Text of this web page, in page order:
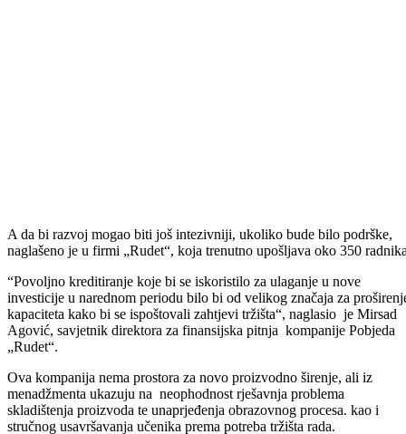
Tokom sastanaka, iskazana je spremnost za nastavak saradnje koja će
doprinijeti stvaranju boljih uslova za poslovanje lokalnih privrednih
subjekata koje trenutno upošljavaju više od 1.800 radnika te
pretpostavki za proširenje kapaciteta proizvodnje i otvaranju novih
radnih mjesta.